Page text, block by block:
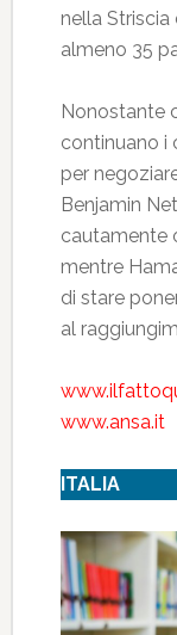
nella Striscia
almeno 35
Nonostante
continuano i
per
Benjamin
cautamente
mentre
di stare
al
www.ansa.it
ITALIA